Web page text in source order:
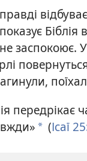
Біблія в
заспокоює. У
* (Ісаї